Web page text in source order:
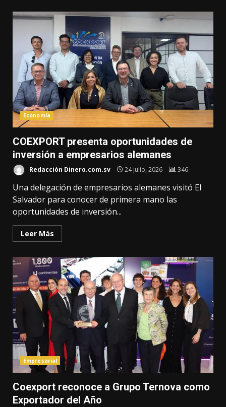
Economía
COEXPORT presenta oportunidades de
inversión a empresarios alemanes
Redacción Dinero.com.sv 24 julio, 2026 346
Una delegación de empresarios alemanes visitó El
Salvador para conocer de primera mano las
oportunidades de inversión...
Leer Más
Empresarial
Coexport reconoce a Grupo Ternova como
Exportador del Año